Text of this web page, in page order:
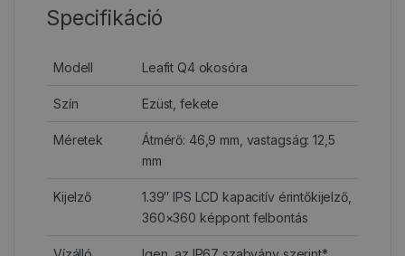
Specifikáció
Modell Leafit Q4 okosóra
Szín Ezüst, fekete
Méretek
Átmérő: 46,9 mm, vastagság: 12,5
mm
Kijelző
1.39″ IPS LCD kapacitív érintőkijelző,
360×360 képpont felbontás